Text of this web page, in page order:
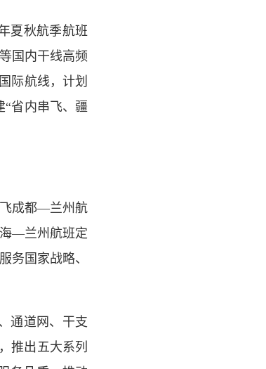
夏秋航季航班
国内干线高频
际航线，计划
“省内串飞、疆
成都—兰州航
—兰州航班定
务国家战略、
通道网、干支
推出五大系列